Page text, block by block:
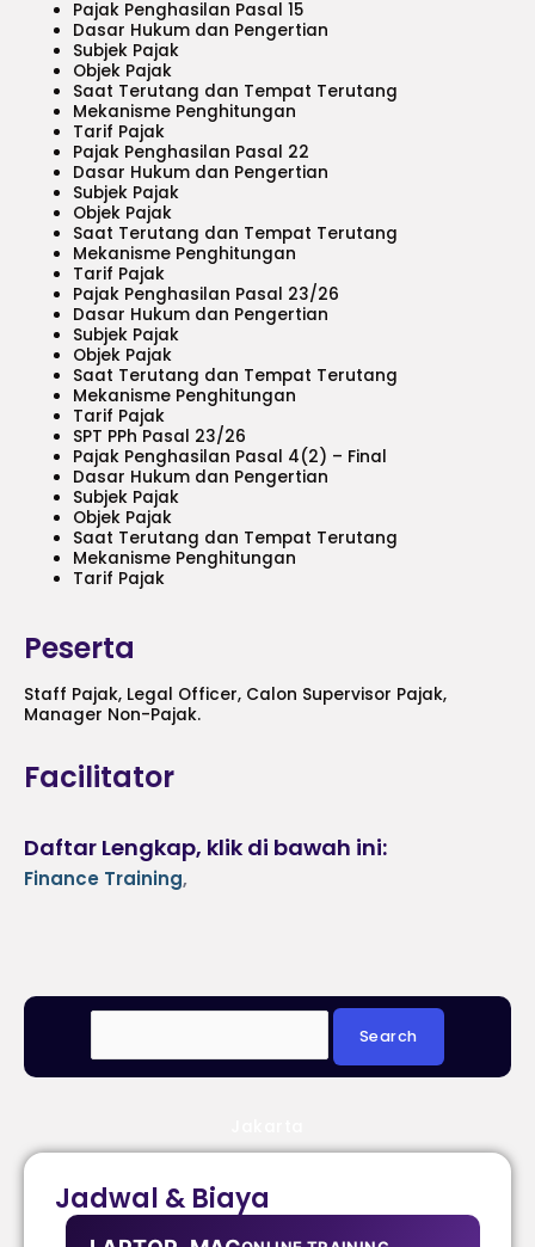
Pajak Penghasilan Pasal 15
Dasar Hukum dan Pengertian
Subjek Pajak
Objek Pajak
Saat Terutang dan Tempat Terutang
Mekanisme Penghitungan
Tarif Pajak
Pajak Penghasilan Pasal 22
Dasar Hukum dan Pengertian
Subjek Pajak
Objek Pajak
Saat Terutang dan Tempat Terutang
Mekanisme Penghitungan
Tarif Pajak
Pajak Penghasilan Pasal 23/26
Dasar Hukum dan Pengertian
Subjek Pajak
Objek Pajak
Saat Terutang dan Tempat Terutang
Mekanisme Penghitungan
Tarif Pajak
SPT PPh Pasal 23/26
Pajak Penghasilan Pasal 4(2) – Final
Dasar Hukum dan Pengertian
Subjek Pajak
Objek Pajak
Saat Terutang dan Tempat Terutang
Mekanisme Penghitungan
Tarif Pajak
Peserta
Staff Pajak, Legal Officer, Calon Supervisor Pajak,
Manager Non-Pajak.
Facilitator
Daftar Lengkap, klik di bawah ini:
Finance Training,
Jadwal & Biaya